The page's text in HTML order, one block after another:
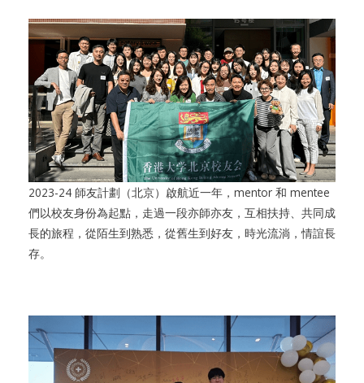
2023-24 師友計劃（北京）啟航近一年，mentor 和 mentee
們以校友身份為起點，走過一段亦師亦友，互相扶持、共同成
長的旅程，從陌生到熟悉，從舊生到好友，時光流淌，情誼長
存。